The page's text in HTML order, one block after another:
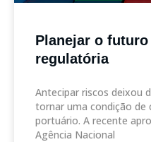
Planejar o
regulatória
Antecipar riscos deixou
tornar uma condição
portuário. A recente
Agência Nacional